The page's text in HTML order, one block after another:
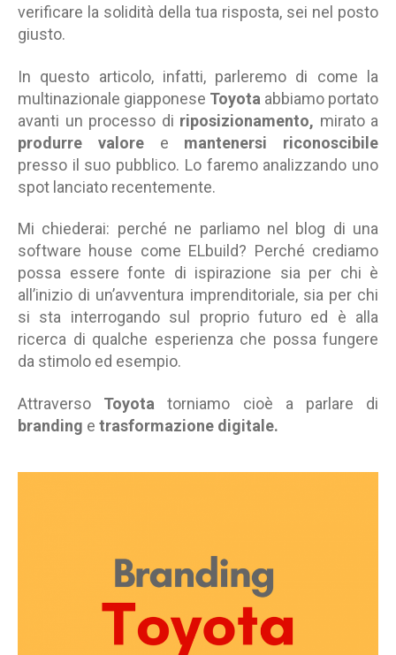
verificare la solidità della tua risposta, sei nel posto
giusto.
In questo articolo, infatti, parleremo di come la
multinazionale giapponese Toyota abbiamo portato
avanti un processo di riposizionamento, mirato a
produrre valoree mantenersi riconoscibile
presso il suo pubblico. Lo faremo analizzando uno
spot lanciato recentemente.
Mi chiederai: perché ne parliamo nel blog di una
software house come ELbuild? Perché crediamo
possa essere fonte di ispirazione sia per chi è
all’inizio di un’avventura imprenditoriale, sia per chi
si sta interrogando sul proprio futuro ed è alla
ricerca di qualche esperienza che possa fungere
da stimolo ed esempio.
Attraverso Toyota torniamo cioè a parlare di
branding e trasformazione digitale.